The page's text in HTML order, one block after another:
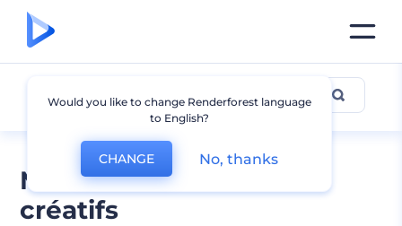
Modèles de sites web
créatifs
Créatif
Would you like to change Renderforest language
to English?
CHANGE No, thanks